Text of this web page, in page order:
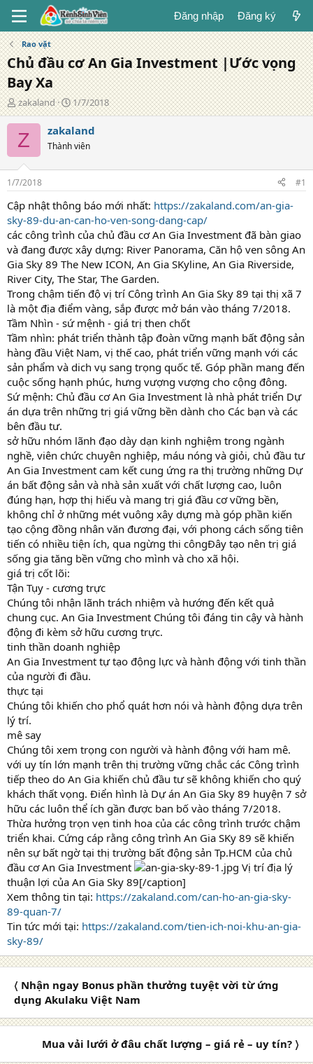
Đăng nhập Đăng ký
Rao vặt
Chủ đầu cơ An Gia Investment |Ước vọng
Bay Xa
T
á
c
g
ả
zakaland
N
g
à
đ
g
1/7/2018
Z zakaland
Thành viên
1/7/2018 #1
Cập nhật thông báo mới nhất: https://zakaland.com/an-gia-
sky-89-du-an-can-ho-ven-song-dang-cap/
các công trình của chủ đầu cơ An Gia Investment đã bàn giao
và đang được xây dựng: River Panorama, Căn hộ ven sông An
Gia Sky 89 The New ICON, An Gia SKyline, An Gia Riverside,
River City, The Star, The Garden.
Trong chậm tiến độ vị trí Công trình An Gia Sky 89 tại thị xã 7
là một địa điểm vàng, sắp được mở bán vào tháng 7/2018.
Tầm Nhìn - sứ mệnh - giá trị then chốt
Tầm nhìn: phát triển thành tập đoàn vững mạnh bất động sản
hàng đầu Việt Nam, vị thế cao, phát triển vững mạnh với các
sản phẩm và dich vụ sang trọng quốc tế. Góp phần mang đến
cuộc sống hạnh phúc, hưng vượng vượng cho cộng đông.
Sứ mệnh: Chủ đầu cơ An Gia Investment là nhà phát triển Dự
án dựa trên những trị giá vững bền dành cho Các bạn và các
bên đầu tư.
sở hữu nhóm lãnh đạo dày dạn kinh nghiệm trong ngành
nghề, viên chức chuyên nghiệp, máu nóng và giỏi, chủ đầu tư
An Gia Investment cam kết cung ứng ra thị trường những Dự
án bất động sản và nhà sản xuất với chất lượng cao, luôn
đúng hạn, hợp thị hiếu và mang trị giá đầu cơ vững bền,
không chỉ ở những mét vuông xây dựng mà góp phần kiến
tạo cộng đồng nhân văn đương đại, với phong cách sống tiên
tiến có nhiều tiện ích, qua ngừng thi côngĐây tạo nên trị giá
sống gia tăng bền vững cho mình và cho xã hội.
giá trị cốt lõi:
Tận Tụy - cương trực
Chúng tôi nhận lãnh trách nhiệm và hướng đến kết quả
chung cục. An Gia Investment Chúng tôi đáng tin cậy và hành
động đi kèm sở hữu cương trực.
tinh thần doanh nghiệp
An Gia Investment tự tạo động lực và hành động với tinh thần
của người đi đầu.
thực tại
Chúng tôi khiến cho phổ quát hơn nói và hành động dựa trên
lý trí.
mê say
Chúng tôi xem trọng con người và hành động với ham mê.
với uy tín lớn mạnh trên thị trường vững chắc các Công trình
tiếp theo do An Gia khiến chủ đầu tư sẽ không khiến cho quý
khách thất vọng. Điển hình là Dự án An Gia Sky 89 huyện 7 sở
hữu các luôn thể ích gần được ban bố vào tháng 7/2018.
Thừa hưởng trọn vẹn tinh hoa của các công trình trước chậm
triển khai. Cứng cáp rằng công trình An Gia SKy 89 sẽ khiến
nên sự bất ngờ tại thị trường bất động sản Tp.HCM của chủ
đầu cơ An Gia Investment
Vị trí địa lý
thuận lợi của An Gia Sky 89[/caption]
Xem thông tin tại: https://zakaland.com/can-ho-an-gia-sky-
89-quan-7/
Tin tức mới tại: https://zakaland.com/tien-ich-noi-khu-an-gia-
sky-89/
〈 Nhận ngay Bonus phần thưởng tuyệt vời từ ứng
dụng Akulaku Việt Nam
Mua vải lưới ở đâu chất lượng – giá rẻ – uy tín? 〉